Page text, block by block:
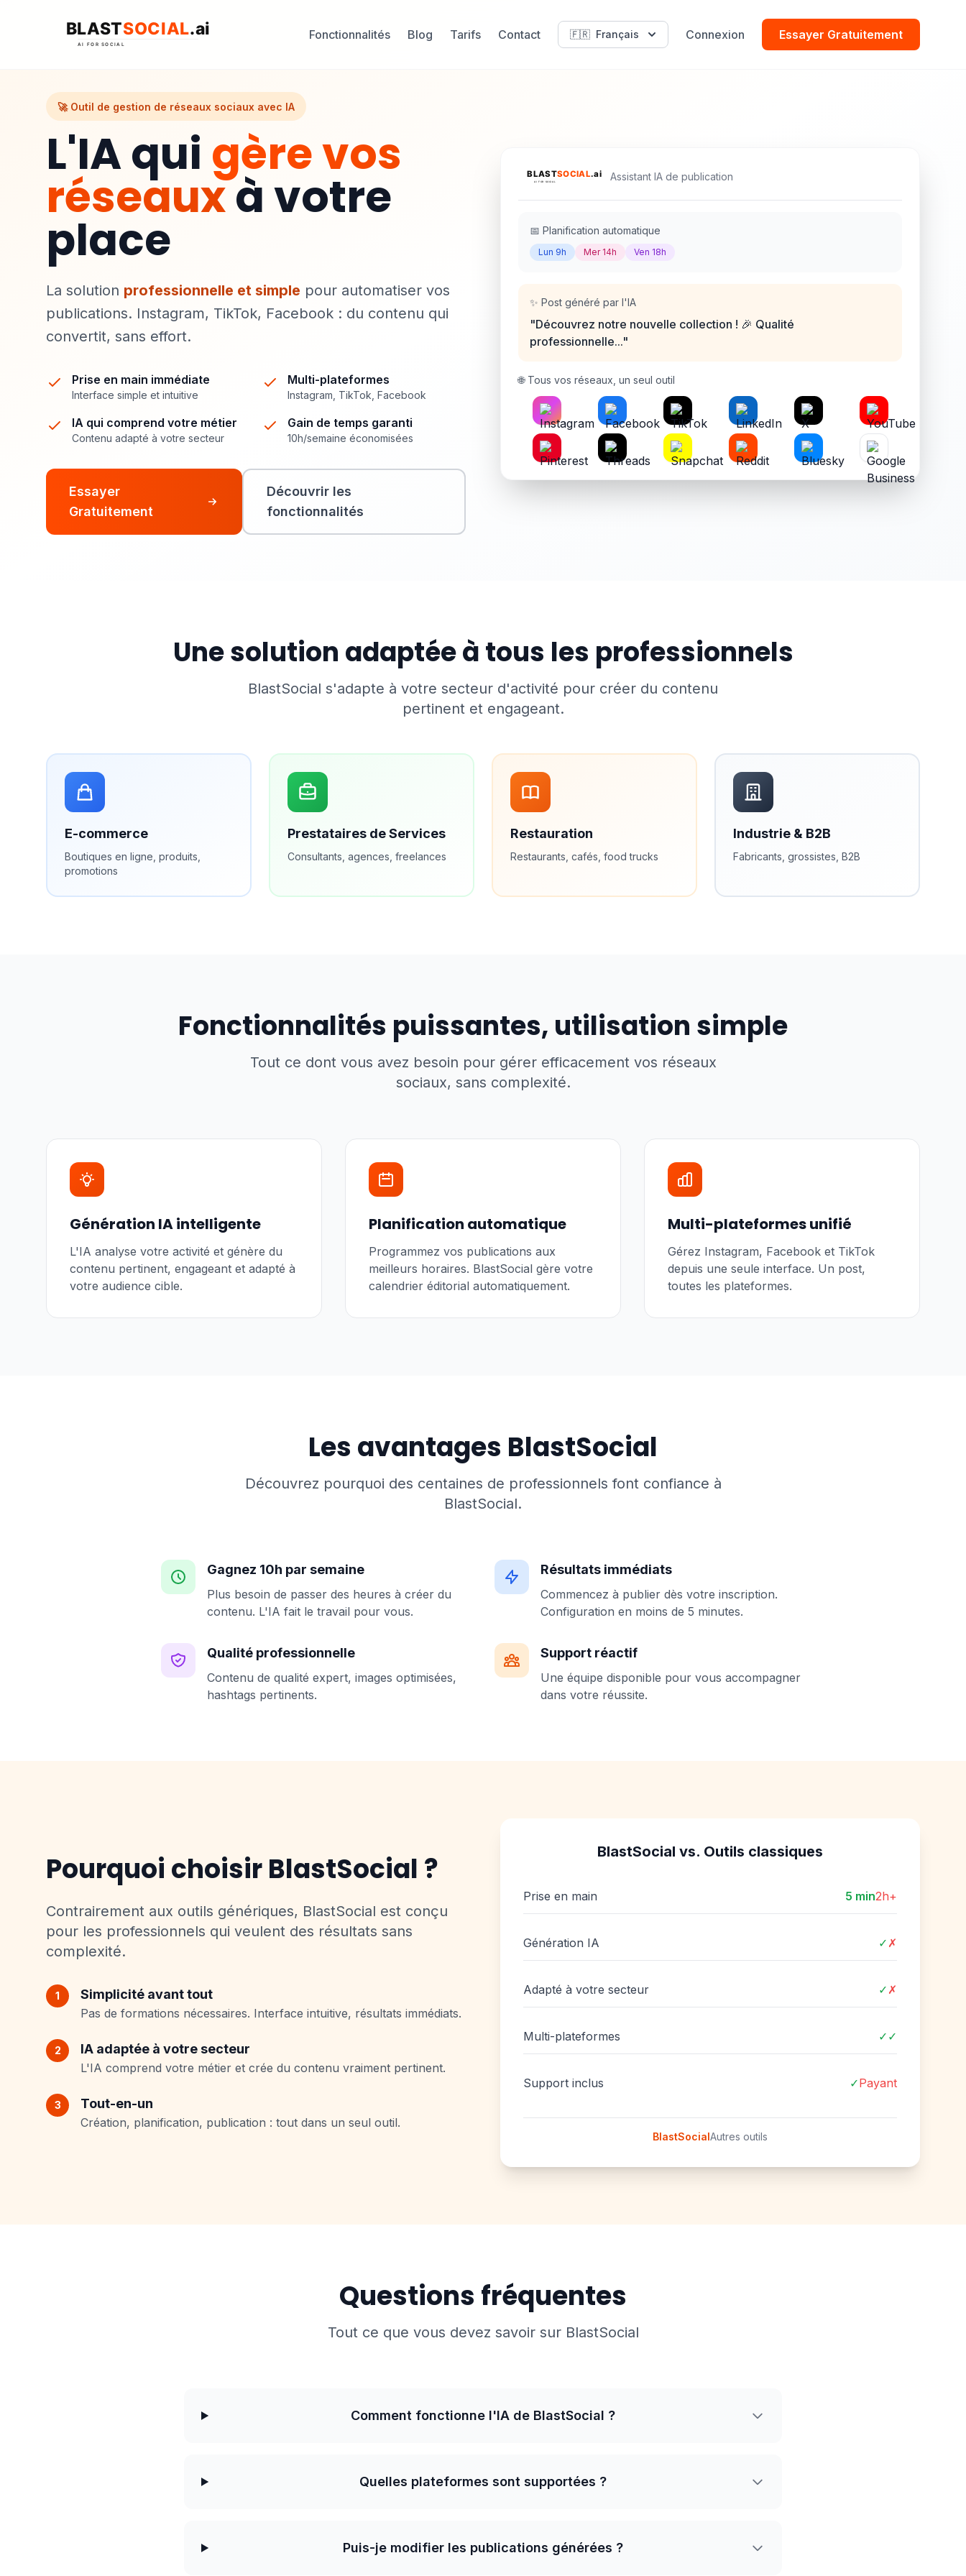
Fonctionnalités Blog Tarifs Contact 🇫🇷 Français Connexion Essayer Gratuitement
🚀 Outil de gestion de réseaux sociaux avec IA
L'IA qui gère vos
réseauxà votre
place
La solution professionnelle et simple pour automatiser vos
publications. Instagram, TikTok, Facebook : du contenu qui
convertit, sans effort.
Prise en main immédiate
Interface simple et intuitive
Multi-plateformes
Instagram, TikTok, Facebook
IA qui comprend votre métier
Contenu adapté à votre secteur
Gain de temps garanti
10h/semaine économisées
Essayer
Gratuitement
Découvrir les
fonctionnalités
Assistant IA de publication
📅 Planification automatique
Lun 9h Mer 14h Ven 18h
✨ Post généré par l'IA
"Découvrez notre nouvelle collection ! 🎉 Qualité
professionnelle..."
🌐 Tous vos réseaux, un seul outil
Une solution adaptée à tous les professionnels
BlastSocial s'adapte à votre secteur d'activité pour créer du contenu
pertinent et engageant.
E-commerce
Boutiques en ligne, produits,
promotions
Prestataires de Services
Consultants, agences, freelances
Restauration
Restaurants, cafés, food trucks
Industrie & B2B
Fabricants, grossistes, B2B
Fonctionnalités puissantes, utilisation simple
Tout ce dont vous avez besoin pour gérer efficacement vos réseaux
sociaux, sans complexité.
Génération IA intelligente
L'IA analyse votre activité et génère du
contenu pertinent, engageant et adapté à
votre audience cible.
Planification automatique
Programmez vos publications aux
meilleurs horaires. BlastSocial gère votre
calendrier éditorial automatiquement.
Multi-plateformes unifié
Gérez Instagram, Facebook et TikTok
depuis une seule interface. Un post,
toutes les plateformes.
Les avantages BlastSocial
Découvrez pourquoi des centaines de professionnels font confiance à
BlastSocial.
Gagnez 10h par semaine
Plus besoin de passer des heures à créer du
contenu. L'IA fait le travail pour vous.
Résultats immédiats
Commencez à publier dès votre inscription.
Configuration en moins de 5 minutes.
Qualité professionnelle
Contenu de qualité expert, images optimisées,
hashtags pertinents.
Support réactif
Une équipe disponible pour vous accompagner
dans votre réussite.
Pourquoi choisir BlastSocial ?
Contrairement aux outils génériques, BlastSocial est conçu
pour les professionnels qui veulent des résultats sans
complexité.
1 Simplicité avant tout
Pas de formations nécessaires. Interface intuitive, résultats immédiats.
2 IA adaptée à votre secteur
L'IA comprend votre métier et crée du contenu vraiment pertinent.
3 Tout-en-un
Création, planification, publication : tout dans un seul outil.
BlastSocial vs. Outils classiques
Prise en main 5 min2h+
Génération IA ✓ ✗
Adapté à votre secteur ✓ ✗
Multi-plateformes ✓ ✓
Support inclus ✓Payant
BlastSocialAutres outils
Questions fréquentes
Tout ce que vous devez savoir sur BlastSocial
Comment fonctionne l'IA de BlastSocial ?
Quelles plateformes sont supportées ?
Puis-je modifier les publications générées ?